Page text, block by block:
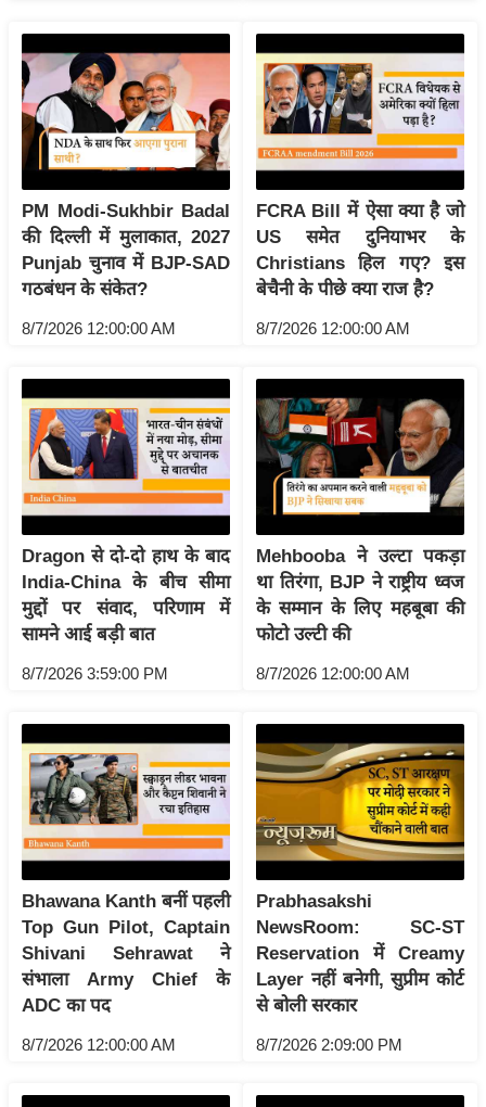
N
e
w
s
ला
इ
फ
स्टा
इ
ल
टे
जी
ब्यू
टी
/
फै
श
न
घ
लू
स्खे
प
र्य
ट
न
स्थ
ल
फि
ट
ने
मं
PM Modi-Sukhbir Badal
की दिल्ली में मुलाकात, 2027
Punjab चुनाव में BJP-SAD
गठबंधन के संकेत?
8/7/2026 12:00:00 AM
FCRA Bill में ऐसा क्या है जो
US समेत दुनियाभर के
Christians हिल गए? इस
बेचैनी के पीछे क्या राज है?
8/7/2026 12:00:00 AM
Dragon से दो-दो हाथ के बाद
India-China के बीच सीमा
मुद्दों पर संवाद, परिणाम में
सामने आई बड़ी बात
8/7/2026 3:59:00 PM
Mehbooba ने उल्टा पकड़ा
था तिरंगा, BJP ने राष्ट्रीय ध्वज
के सम्मान के लिए महबूबा की
फोटो उल्टी की
8/7/2026 12:00:00 AM
Bhawana Kanth बनीं पहली
Top Gun Pilot, Captain
Shivani Sehrawat ने
संभाला Army Chief के
ADC का पद
8/7/2026 12:00:00 AM
Prabhasakshi
NewsRoom: SC-ST
Reservation में Creamy
Layer नहीं बनेगी, सुप्रीम कोर्ट
से बोली सरकार
8/7/2026 2:09:00 PM